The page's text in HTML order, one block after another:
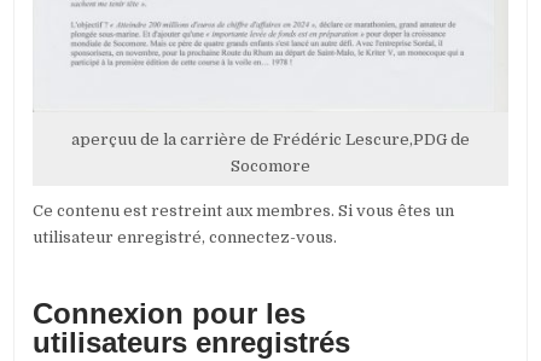
aperçuu de la carrière de Frédéric Lescure,PDG de
Socomore
Ce contenu est restreint aux membres. Si vous êtes un
utilisateur enregistré, connectez-vous.
Connexion pour les
utilisateurs enregistrés